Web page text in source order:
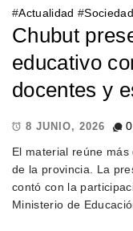
#Actualidad #Sociedad
Chubut
educativo
docentes y
8 JUNIO, 2026
0
El material reúne
de la provincia. La
contó con la
Ministerio de